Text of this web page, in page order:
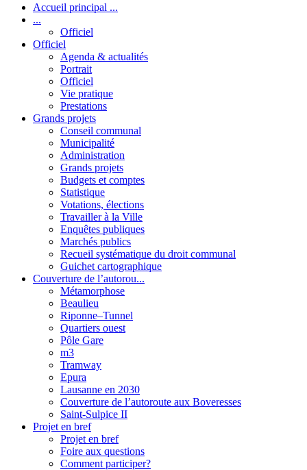
Accueil principal ...
...
Officiel
Officiel
Agenda & actualités
Portrait
Officiel
Vie pratique
Prestations
Grands projets
Conseil communal
Municipalité
Administration
Grands projets
Budgets et comptes
Statistique
Votations, élections
Travailler à la Ville
Enquêtes publiques
Marchés publics
Recueil systématique du droit communal
Guichet cartographique
Couverture de l’autorou...
Métamorphose
Beaulieu
Riponne–Tunnel
Quartiers ouest
Pôle Gare
m3
Tramway
Epura
Lausanne en 2030
Couverture de l’autoroute aux Boveresses
Saint-Sulpice II
Projet en bref
Projet en bref
Foire aux questions
Comment participer?